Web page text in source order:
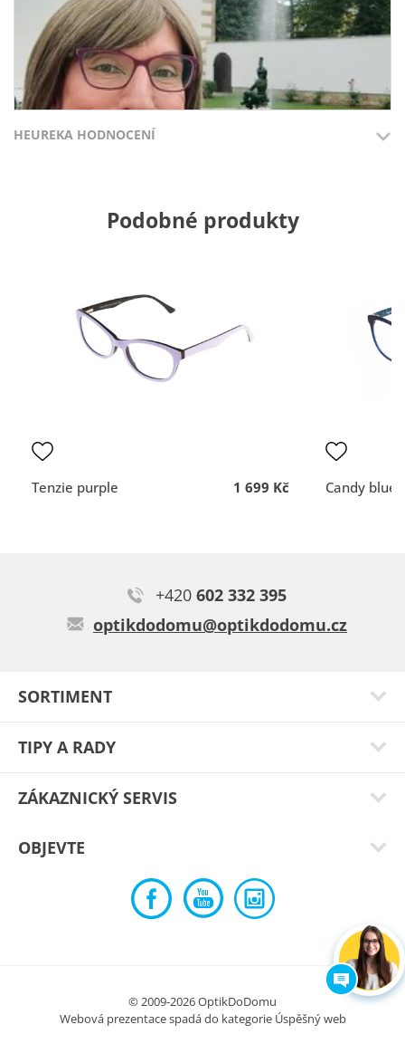
Moc pěkné brýle za solidní cenu, byla jsem s nimi naprosto
Super! Jsem maximálně spokojený
Mystikal blue
Skvěle sedí a clona proti slunci nemá chybu ! Vyzkoušeno v
HEUREKA HODNOCENÍ
Přidáno 3.8.2026
DOPORUČUJE OBCHOD DOPORUČUJE
Kvalita
komunikace
Podobné produkty
Tenzie purple 1 699 Kč Candy blue
SORTIMENT
TIPY A RADY
ZÁKAZNICKÝ SERVIS
OBJEVTE
+420 602 332 395
optikdodomu@optikdodomu.cz
© 2009-2026 OptikDoDomu
Webová prezentace spadá do kategorie Úspěšný web